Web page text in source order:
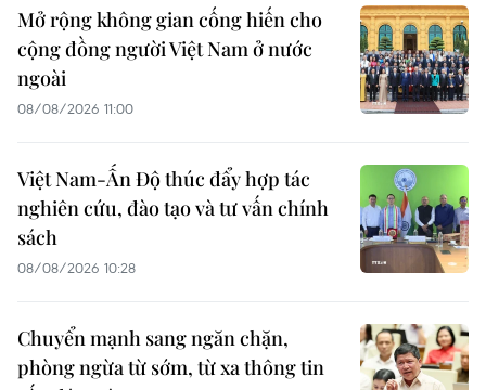
Mở rộng không gian cống hiến cho
cộng đồng người Việt Nam ở nước
ngoài
08/08/2026 11:00
Việt Nam-Ấn Độ thúc đẩy hợp tác
nghiên cứu, đào tạo và tư vấn chính
sách
08/08/2026 10:28
Chuyển mạnh sang ngăn chặn,
phòng ngừa từ sớm, từ xa thông tin